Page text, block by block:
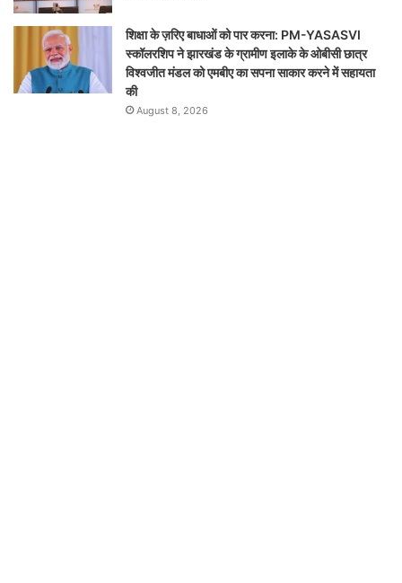
शिक्षा के ज़रिए बाधाओं को पार करना: PM-YASASVI
स्कॉलरशिप ने झारखंड के ग्रामीण इलाके के ओबीसी छात्र
विश्वजीत मंडल को एमबीए का सपना साकार करने में सहायता
की
August 8, 2026